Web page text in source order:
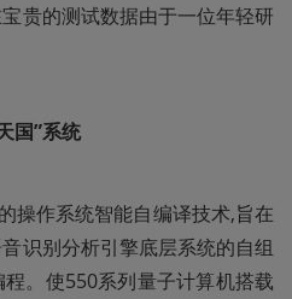
贵的测试数据由于一位年轻研
国”系统
操作系统智能自编译技术,旨在
识别分析引擎底层系统的自组
。使550系列量子计算机搭载